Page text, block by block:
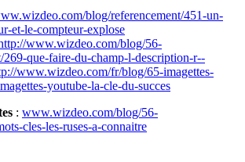
blog/referencement/451-un-
et-le-compteur-explose
www.wizdeo.com/blog/56-
269-que-faire-du-champ-l-description-r--
www.wizdeo.com/fr/blog/65-imagettes-
youtube-la-cle-du-succes
: www.wizdeo.com/blog/56-
cles-les-ruses-a-connaitre